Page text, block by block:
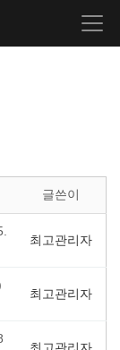
글쓴이
최고관리자
최고관리자